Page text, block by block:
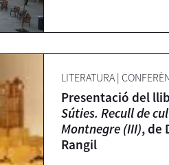
LITERATURA |
Presentació del
Súties. Recull de
Montnegre (III), de
Rangil